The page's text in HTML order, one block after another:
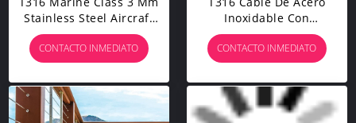
Stainless Steel Aircraft
Wire Rope Cable For
Rails, Decks, DIY Rails,
100 Feet
CONTACTO INMEDIATO
Inoxidable Con
Cortadora, Cable De
Avión Para Barandillas
De Cubierta, 7 X 7
Hebras
CONTACTO INMEDIATO